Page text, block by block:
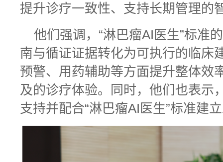
提升诊疗一致性、支持长期管理的
他们强调，“淋巴瘤AI医生”标准
南与循证证据转化为可执行的临床
预警、用药辅助等方面提升整体效
及的诊疗体验。同时，他们也表示
支持并配合“淋巴瘤AI医生”标准建